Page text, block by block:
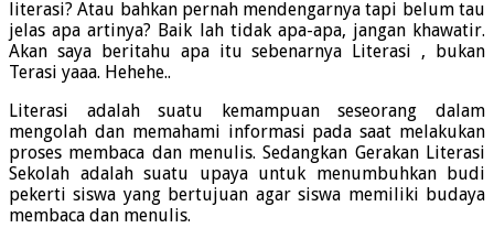
literasi? Atau bahkan pernah mendengarnya tapi belum tau
jelas apa artinya? Baik lah tidak apa-apa, jangan khawatir.
Akan saya beritahu apa itu sebenarnya Literasi , bukan
Terasi yaaa. Hehehe..
Literasi adalah suatu kemampuan seseorang dalam
mengolah dan memahami informasi pada saat melakukan
proses membaca dan menulis. Sedangkan Gerakan Literasi
Sekolah adalah suatu upaya untuk menumbuhkan budi
pekerti siswa yang bertujuan agar siswa memiliki budaya
membaca dan menulis.